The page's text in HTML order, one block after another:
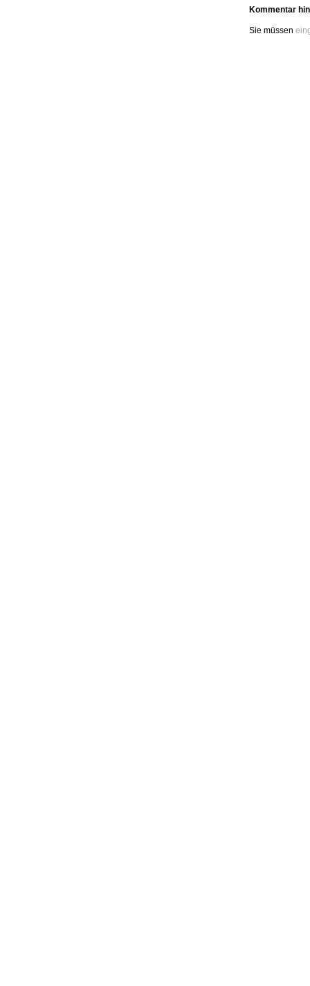
Kommentar
Sie müssen